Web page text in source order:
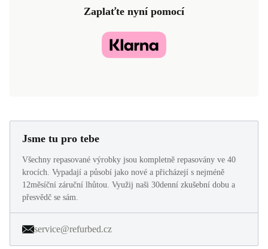
Zaplaťte nyní pomocí
Jsme tu pro tebe
Všechny repasované výrobky jsou kompletně repasovány ve 40
krocích. Vypadají a působí jako nové a přicházejí s nejméně
12měsíční záruční lhůtou. Využij naši 30denní zkušební dobu a
přesvědč se sám.
service@refurbed.cz